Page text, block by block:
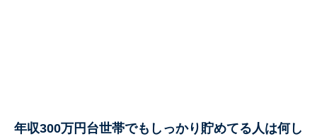
年収300万円台世帯でもしっかり貯めてる人は何し